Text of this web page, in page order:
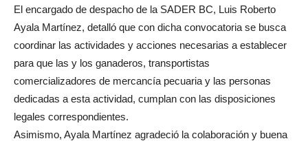
El encargado de despacho de la SADER BC, Luis Roberto
Ayala Martínez, detalló que con dicha convocatoria se busca
coordinar las actividades y acciones necesarias a establecer
para que las y los ganaderos, transportistas
comercializadores de mercancía pecuaria y las personas
dedicadas a esta actividad, cumplan con las disposiciones
legales correspondientes.
Asimismo, Ayala Martínez agradeció la colaboración y buena